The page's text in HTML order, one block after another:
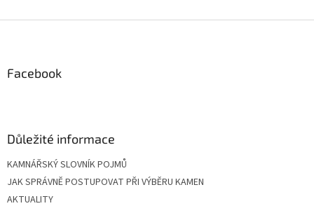
Facebook
Důležité informace
KAMNÁŘSKÝ SLOVNÍK POJMŮ
JAK SPRÁVNĚ POSTUPOVAT PŘI VÝBĚRU KAMEN
AKTUALITY